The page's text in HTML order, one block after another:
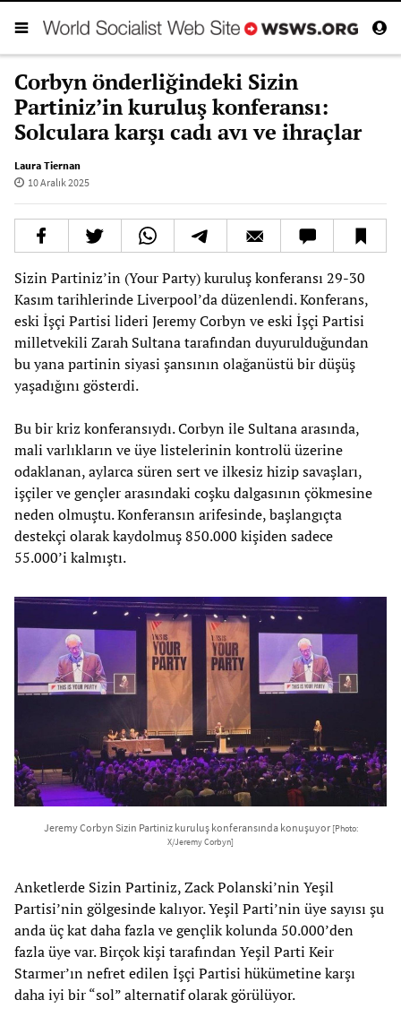
Corbyn önderliğindeki Sizin
Partiniz’in kuruluş konferansı:
Solculara karşı cadı avı ve ihraçlar
Laura Tiernan
10 Aralık 2025
Sizin Partiniz’in (Your Party) kuruluş konferansı 29-30
Kasım tarihlerinde Liverpool’da düzenlendi. Konferans,
eski İşçi Partisi lideri Jeremy Corbyn ve eski İşçi Partisi
milletvekili Zarah Sultana tarafından duyurulduğundan
bu yana partinin siyasi şansının olağanüstü bir düşüş
yaşadığını gösterdi.
Bu bir kriz konferansıydı. Corbyn ile Sultana arasında,
mali varlıkların ve üye listelerinin kontrolü üzerine
odaklanan, aylarca süren sert ve ilkesiz hizip savaşları,
işçiler ve gençler arasındaki coşku dalgasının çökmesine
neden olmuştu. Konferansın arifesinde, başlangıçta
destekçi olarak kaydolmuş 850.000 kişiden sadece
55.000’i kalmıştı.
Jeremy Corbyn Sizin Partiniz kuruluş konferansında konuşuyor [Photo:
X/Jeremy Corbyn]
Anketlerde Sizin Partiniz, Zack Polanski’nin Yeşil
Partisi’nin gölgesinde kalıyor. Yeşil Parti’nin üye sayısı şu
anda üç kat daha fazla ve gençlik kolunda 50.000’den
fazla üye var. Birçok kişi tarafından Yeşil Parti Keir
Starmer’ın nefret edilen İşçi Partisi hükümetine karşı
daha iyi bir “sol” alternatif olarak görülüyor.